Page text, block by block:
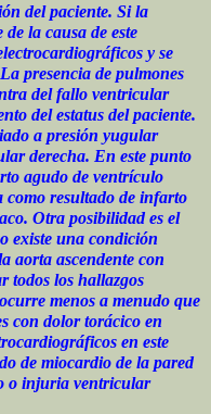
del paciente. Si la
la causa de este
y se
presencia de pulmones
del fallo ventricular
del estatus del paciente.
a presión yugular
derecha. En este punto
agudo de ventrículo
resultado de infarto
Otra posibilidad es el
existe una condición
aorta ascendente con
todos los hallazgos
menos a menudo que
con dolor torácico en
en este
de miocardio de la pared
o injuria ventricular